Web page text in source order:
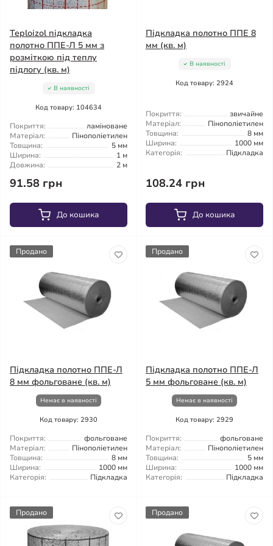
Teploizol підкладка
полотно ППЕ-Л 5 мм з
розміткою під теплу
підлогу (кв. м)
В наявності
Код товару: 104634
Покриття:
ламіноване
Матеріал:
Пінополіетилен
Товщина:
5 мм
Ширина:
1 м
Довжина:
2 м
91.58 грн
До кошика
Підкладка полотно ППЕ 8
мм (кв. м)
В наявності
Код товару: 2924
Покриття:
звичайне
Матеріал:
Пінополіетилен
Товщина:
8 мм
Ширина:
1000 мм
Категорія:
Підкладка
108.24 грн
До кошика
Продано
Підкладка полотно ППЕ-Л
8 мм фольговане (кв. м)
Немає в наявності
Код товару: 2930
Покриття:
фольговане
Матеріал:
Пінополіетилен
Товщина:
8 мм
Ширина:
1000 мм
Категорія:
Підкладка
Продано
Підкладка полотно ППЕ-Л
5 мм фольговане (кв. м)
Немає в наявності
Код товару: 2929
Покриття:
фольговане
Матеріал:
Пінополіетилен
Товщина:
5 мм
Ширина:
1000 мм
Категорія:
Підкладка
Продано Продано